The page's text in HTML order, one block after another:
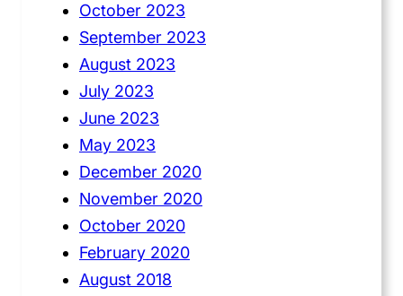
October 2023
September 2023
August 2023
July 2023
June 2023
May 2023
December 2020
November 2020
October 2020
February 2020
August 2018